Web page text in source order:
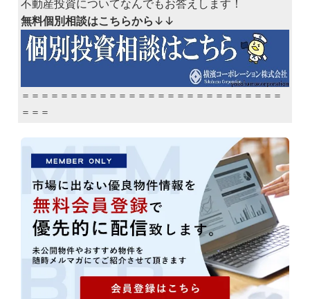
不動産投資についてなんでもお答えします！
無料個別相談はこちらから ↓↓
＝＝＝＝＝＝＝＝＝＝＝＝＝＝＝＝＝＝＝＝＝＝＝＝＝＝＝
＝＝＝